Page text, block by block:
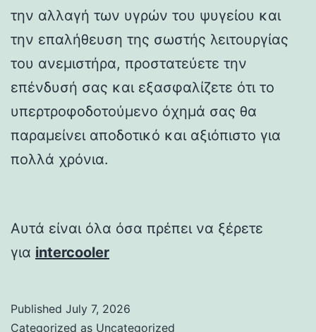
την αλλαγή των υγρών του ψυγείου και
την επαλήθευση της σωστής λειτουργίας
του ανεμιστήρα, προστατεύετε την
επένδυσή σας και εξασφαλίζετε ότι το
υπερτροφοδοτούμενο όχημά σας θα
παραμείνει αποδοτικό και αξιόπιστο για
πολλά χρόνια.
Αυτά είναι όλα όσα πρέπει να ξέρετε
για intercooler
Published July 7, 2026
Categorized as Uncategorized